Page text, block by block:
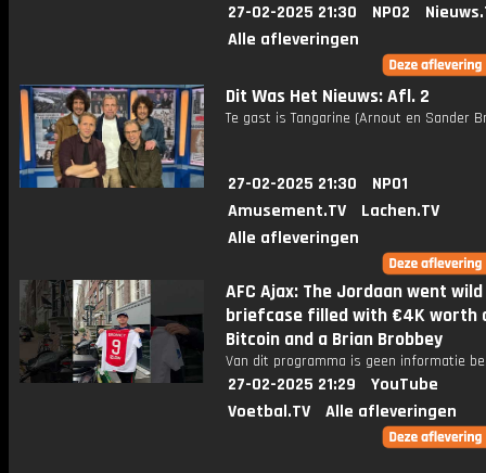
27-02-2025 21:30 NPO2
Alle afleveringen
Dit Was Het Nieuws: Afl. 2
Te gast is Tangarine (Arnout en Sander
27-02-2025 21:30
NPO1
Amusement.TV
Lachen.TV
Alle afleveringen
AFC Ajax: The Jordaan went
briefcase filled with €4K worth
Bitcoin and a Brian Brobbey
Van dit programma is geen informatie
27-02-2025 21:29
YouTube
Voetbal.TV
Alle afleveringen